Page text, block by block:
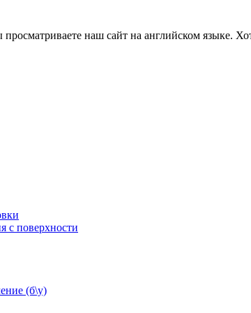
наш сайт на английском языке.
с поверхности
(б\у)